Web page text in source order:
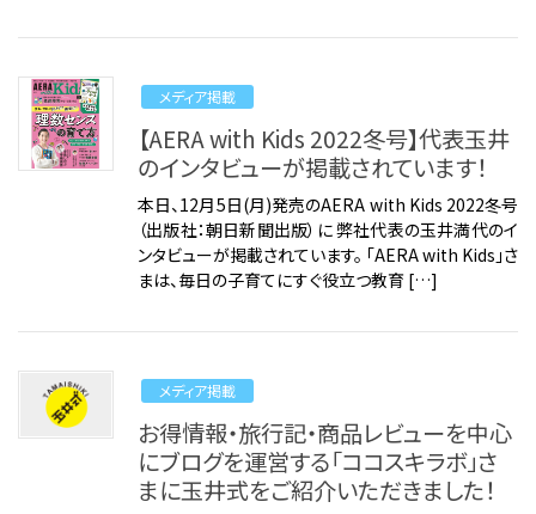
メディア掲載
【AERA with Kids 2022冬号】代表玉井
のインタビューが掲載されています！
本日、12月5日(月)発売のAERA with Kids 2022冬号
（出版社：朝日新聞出版）に 弊社代表の玉井満代のイ
ンタビューが掲載されています。 「AERA with Kids」さ
まは、毎日の子育てにすぐ役立つ教育 […]
メディア掲載
お得情報・旅行記・商品レビューを中心
にブログを運営する「ココスキラボ」さ
まに玉井式をご紹介いただきました！